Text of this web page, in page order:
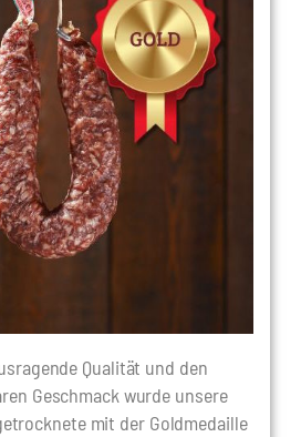
Qualität und den
Geschmack wurde unsere
mit der Goldmedaille